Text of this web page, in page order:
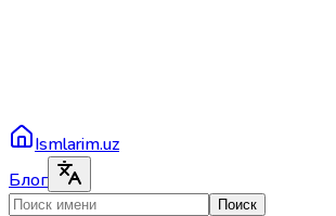
Ismlarim.uz
Блог
Поиск